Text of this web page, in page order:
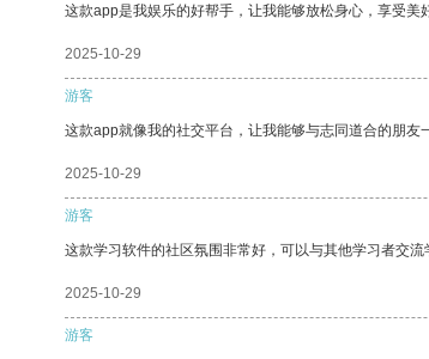
这款app是我娱乐的好帮手，让我能够放松身心，享受美
2025-10-29
游客
这款app就像我的社交平台，让我能够与志同道合的朋友
2025-10-29
游客
这款学习软件的社区氛围非常好，可以与其他学习者交流
2025-10-29
游客